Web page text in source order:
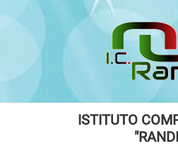
Vai al menù principale
Vai al menù secondario
ISTITUTO